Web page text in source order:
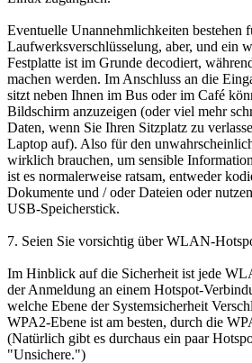
Eventuelle Unannehmlichkeiten bestehen
Laufwerksverschlüsselung, aber, und ein
Festplatte ist im Grunde decodiert,
machen werden. Im Anschluss an die
sitzt neben Ihnen im Bus oder im Café
Bildschirm anzuzeigen (oder viel mehr
Daten, wenn Sie Ihren Sitzplatz zu
Laptop auf). Also für den
wirklich brauchen, um sensible
ist es normalerweise ratsam, entweder
Dokumente und / oder Dateien oder
USB-Speicherstick.
7. Seien Sie vorsichtig über WLAN-
Im Hinblick auf die Sicherheit ist jede
der Anmeldung an einem Hotspot-
welche Ebene der Systemsicherheit
WPA2-Ebene ist am besten, durch die
(Natürlich gibt es durchaus ein paar
"Unsichere.")